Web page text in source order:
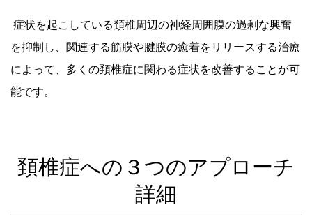
症状を起こしている頚椎周辺の神経周囲膜の過剰な興奮
を抑制し、関連する筋膜や腱膜の癒着をリリースする治療
によって、多くの頚椎症に関わる症状を改善することが可
能です。
頚椎症への３つのアプローチ
詳細